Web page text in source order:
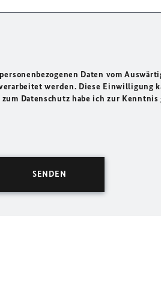
Daten vom
werden. Diese Einwilligung
Datenschutz habe ich zur Kenntnis